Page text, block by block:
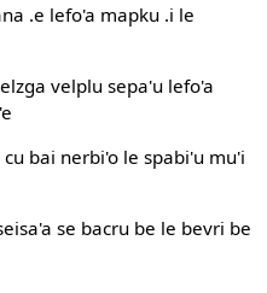
.e lefo'a mapku .i le
velplu sepa'u lefo'a
bai nerbi'o le spabi'u mu'i
se bacru be le bevri be